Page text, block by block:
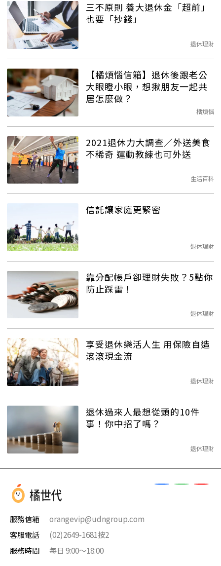
三不原則 養大退休金「超前」
也要「抄錢」
退休理財
【橘煩惱信箱】退休後跟老公
大眼瞪小眼，想揪朋友一起共
居怎麼做？
橘煩惱
2021退休力大調查／外送美食
不稀奇 運動教練也可外送
生活百科
信託讓家庭更緊密
退休理財
靠分配帳戶卻理財失敗？5點你
防止踩雷！
退休理財
享受退休樂活人生 用保險自造
滾滾現金流
退休理財
退休過來人最想從頭的10件
事！你中招了嗎？
退休理財
服務信箱
orangevip@udngroup.com
客服電話
(02)2649-1681按2
服務時間
每日 9:00～18:00